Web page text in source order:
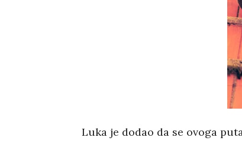
Luka je dodao da se ovoga